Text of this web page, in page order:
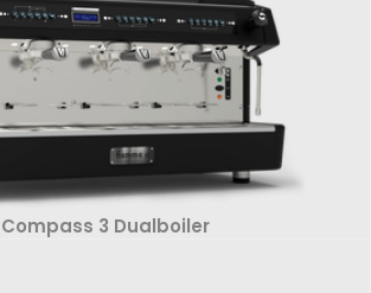
Compass 3 Dualboiler